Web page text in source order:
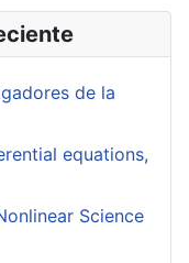
de la
equations,
Science